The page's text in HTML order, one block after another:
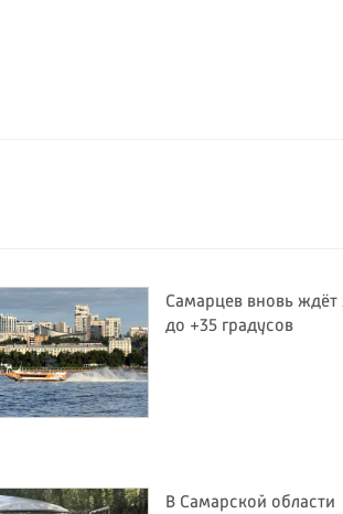
Самарцев вновь ждёт
до +35 градусов
В Самарской области